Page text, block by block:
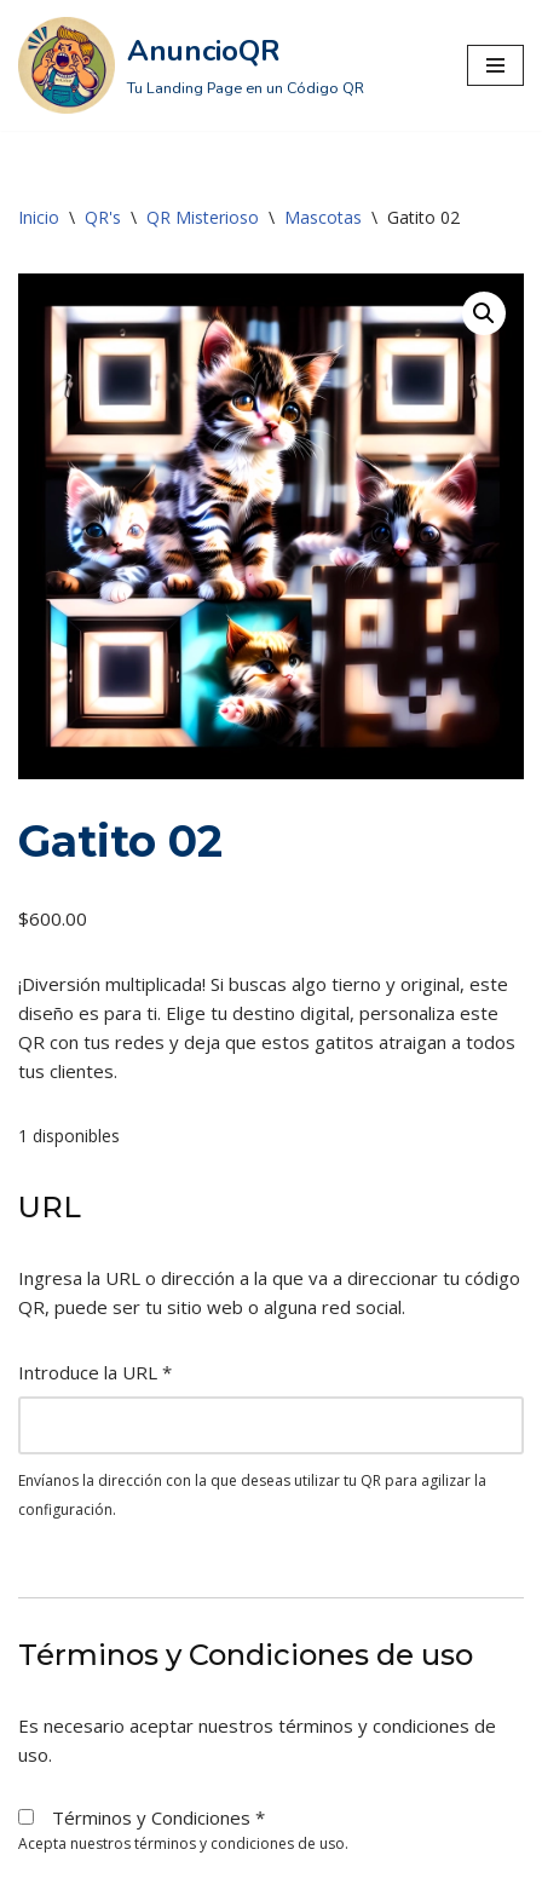
Saltar
al
AnuncioQR
Tu Landing Page en un Código QR
Inicio \ QR's \ QR Misterioso \ Mascotas \ Gatito 02
Gatito 02
$600.00
¡Diversión multiplicada! Si buscas algo tierno y original, este
diseño es para ti. Elige tu destino digital, personaliza este
QR con tus redes y deja que estos gatitos atraigan a todos
tus clientes.
1 disponibles
URL
Ingresa la URL o dirección a la que va a direccionar tu código
QR, puede ser tu sitio web o alguna red social.
Introduce la URL *
Envíanos la dirección con la que deseas utilizar tu QR para agilizar la
configuración.
Términos y Condiciones de uso
Es necesario aceptar nuestros términos y condiciones de
uso.
Términos y Condiciones *
Acepta nuestros términos y condiciones de uso.